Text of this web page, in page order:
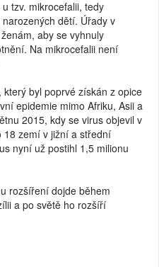
tzv. mikrocefalii, tedy
dětí. Úřady v
aby se vyhnuly
Na mikrocefalii není
byl poprvé získán z opice
epidemie mimo Afriku, Asii a
2015, kdy se virus objevil v
18 zemí v jižní a střední
nyní už postihl 1,5 milionu
rozšíření dojde během
a po světě ho rozšíří